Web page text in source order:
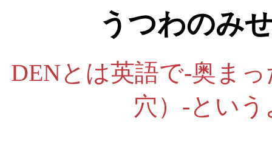
うつわのみ
DENとは英語で-奥ま
穴）-とい